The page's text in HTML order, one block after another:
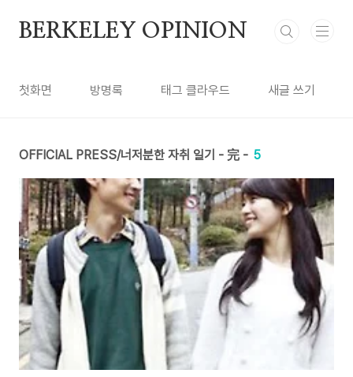
BERKELEY OPINION
첫화면 방명록 태그 클라우드 새글 쓰기
OFFICIAL PRESS/너저분한 자취 일기 - 完 - 5